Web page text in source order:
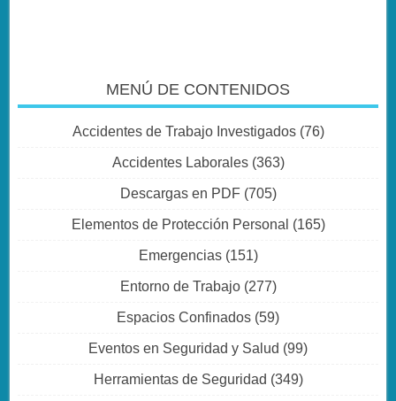
MENÚ DE CONTENIDOS
Accidentes de Trabajo Investigados(76)
Accidentes Laborales(363)
Descargas en PDF(705)
Elementos de Protección Personal (165)
Emergencias(151)
Entorno de Trabajo(277)
Espacios Confinados (59)
Eventos en Seguridad y Salud (99)
Herramientas de Seguridad (349)